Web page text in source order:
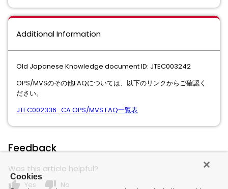
Additional Information
Old Japanese Knowledge document ID: JTEC003242
OPS/MVSのその他FAQについては、以下のリンクからご確認く
ださい。
JTEC002336 : CA OPS/MVS FAQ一覧表
Feedback
Was this article helpful?
thumb_up Yes thumb_down No
Cookies